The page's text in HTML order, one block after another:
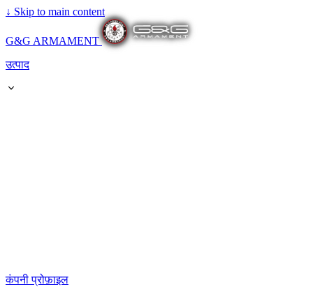
↓ Skip to main content
G&G ARMAMENT
उत्पाद
कंपनी प्रोफ़ाइल